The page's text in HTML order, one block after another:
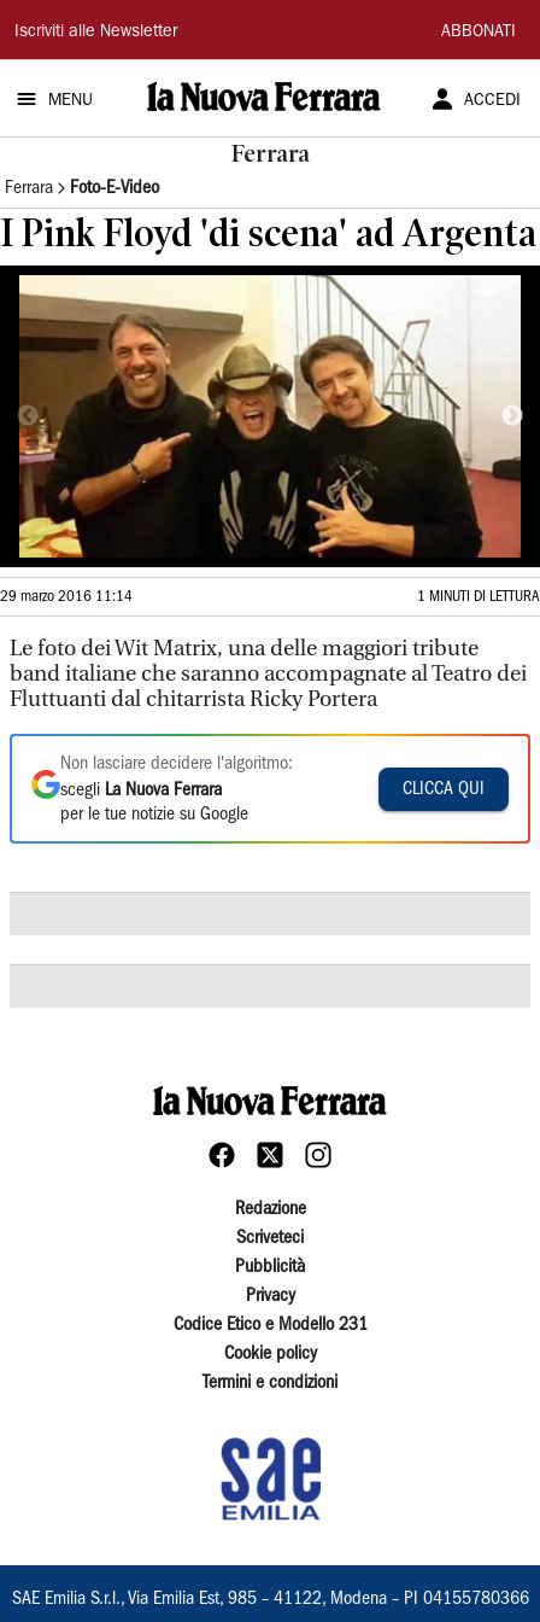
La
Nuova
Ferrara
Iscriviti alle Newsletter ABBONATI
MENU ACCEDI
Ferrara
Ferrara Foto-E-Video
I Pink Floyd 'di scena' ad Argenta
29 marzo 2016 11:14 1 MINUTI DI LETTURA
Le foto dei Wit Matrix, una delle maggiori tribute
band italiane che saranno accompagnate al Teatro dei
Fluttuanti dal chitarrista Ricky Portera
Non lasciare decidere l'algoritmo:
scegli La Nuova Ferrara
per le tue notizie su Google
CLICCA QUI
Redazione
Scriveteci
Pubblicità
Privacy
Codice Etico e Modello 231
Cookie policy
Termini e condizioni
SAE Emilia S.r.l., Via Emilia Est, 985 – 41122, Modena – PI 04155780366